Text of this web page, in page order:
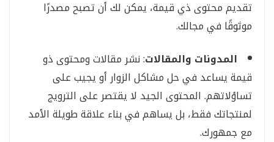
تقديم محتوى ذي قيمة، يمكن لك أن تصبح مصدرًا
موثوقًا في مجالك.
المدونات والمقالات: نشر مقالات ومحتوى ذو
قيمة يساعد في حل مشاكل الزوار أو يجيب على
تساؤلاتهم. المحتوى الجيد لا يقتصر على الترويج
لمنتجاتك فقط، بل يساهم في بناء علاقة طويلة الأمد
مع جمهورك.